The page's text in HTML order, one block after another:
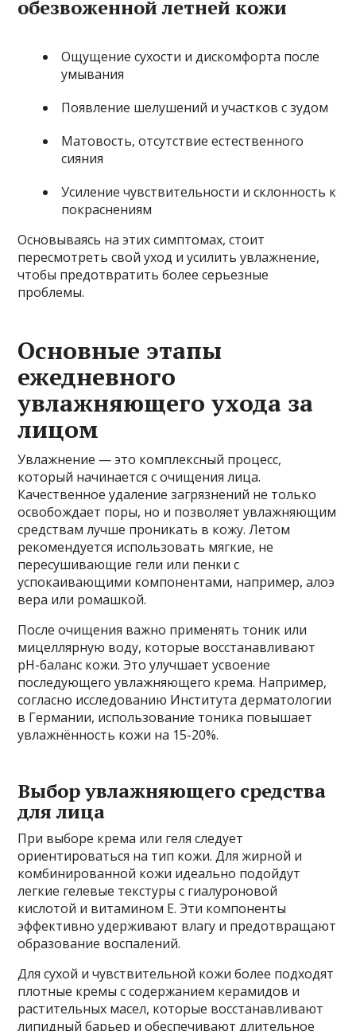
обезвоженной летней кожи
Ощущение сухости и дискомфорта после
умывания
Появление шелушений и участков с зудом
Матовость, отсутствие естественного
сияния
Усиление чувствительности и склонность к
покраснениям
Основываясь на этих симптомах, стоит
пересмотреть свой уход и усилить увлажнение,
чтобы предотвратить более серьезные
проблемы.
Основные этапы
ежедневного
увлажняющего ухода за
лицом
Увлажнение — это комплексный процесс,
который начинается с очищения лица.
Качественное удаление загрязнений не только
освобождает поры, но и позволяет увлажняющим
средствам лучше проникать в кожу. Летом
рекомендуется использовать мягкие, не
пересушивающие гели или пенки с
успокаивающими компонентами, например, алоэ
вера или ромашкой.
После очищения важно применять тоник или
мицеллярную воду, которые восстанавливают
pH-баланс кожи. Это улучшает усвоение
последующего увлажняющего крема. Например,
согласно исследованию Института дерматологии
в Германии, использование тоника повышает
увлажнённость кожи на 15-20%.
Выбор увлажняющего средства
для лица
При выборе крема или геля следует
ориентироваться на тип кожи. Для жирной и
комбинированной кожи идеально подойдут
легкие гелевые текстуры с гиалуроновой
кислотой и витамином Е. Эти компоненты
эффективно удерживают влагу и предотвращают
образование воспалений.
Для сухой и чувствительной кожи более подходят
плотные кремы с содержанием керамидов и
растительных масел, которые восстанавливают
липидный барьер и обеспечивают длительное